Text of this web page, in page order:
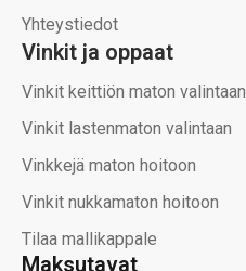
Maksutavat
Yhteystiedot
Vinkit ja oppaat
Vinkit keittiön maton valintaan
Vinkit lastenmaton valintaan
Vinkkejä maton hoitoon
Vinkit nukkamaton hoitoon
Tilaa mallikappale